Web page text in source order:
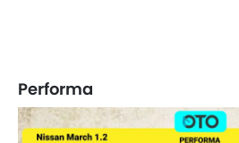
Performa